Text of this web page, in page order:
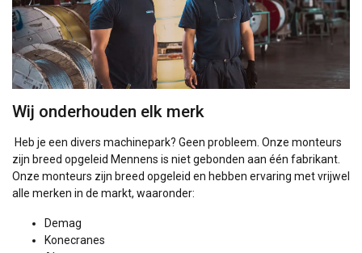
Wij onderhouden elk merk
Heb je een divers machinepark? Geen probleem. Onze monteurs
zijn breed opgeleid Mennens is niet gebonden aan één fabrikant.
Onze monteurs zijn breed opgeleid en hebben ervaring met vrijwel
alle merken in de markt, waaronder:
Demag
Konecranes